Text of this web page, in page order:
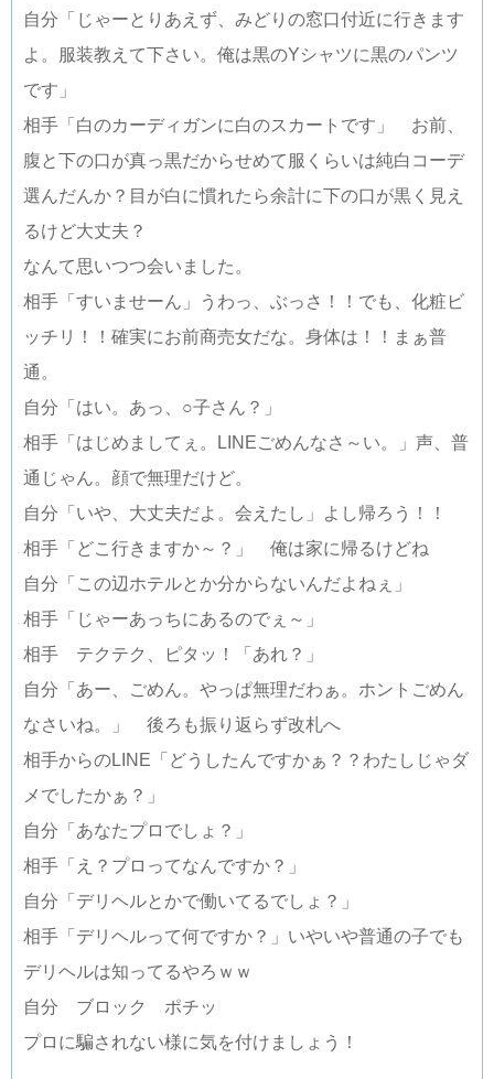
自分「じゃーとりあえず、みどりの窓口付近に行きます
よ。服装教えて下さい。俺は黒のYシャツに黒のパンツ
です」
相手「白のカーディガンに白のスカートです」 お前、
腹と下の口が真っ黒だからせめて服くらいは純白コーデ
選んだんか？目が白に慣れたら余計に下の口が黒く見え
るけど大丈夫？
なんて思いつつ会いました。
相手「すいませーん」うわっ、ぶっさ！！でも、化粧ビ
ッチリ！！確実にお前商売女だな。身体は！！まぁ普
通。
自分「はい。あっ、○子さん？」
相手「はじめましてぇ。LINEごめんなさ～い。」声、普
通じゃん。顔で無理だけど。
自分「いや、大丈夫だよ。会えたし」よし帰ろう！！
相手「どこ行きますか～？」 俺は家に帰るけどね
自分「この辺ホテルとか分からないんだよねぇ」
相手「じゃーあっちにあるのでぇ～」
相手 テクテク、ピタッ！「あれ？」
自分「あー、ごめん。やっぱ無理だわぁ。ホントごめん
なさいね。」 後ろも振り返らず改札へ
相手からのLINE「どうしたんですかぁ？？わたしじゃダ
メでしたかぁ？」
自分「あなたプロでしょ？」
相手「え？プロってなんですか？」
自分「デリヘルとかで働いてるでしょ？」
相手「デリヘルって何ですか？」いやいや普通の子でも
デリヘルは知ってるやろｗｗ
自分 ブロック ポチッ
プロに騙されない様に気を付けましょう！